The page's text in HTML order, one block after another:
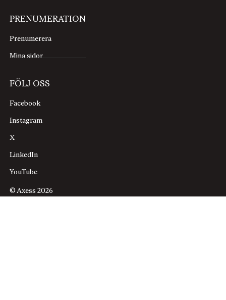
PRENUMERATION
Prenumerera
Mina sidor
FÖLJ OSS
Facebook
Instagram
X
LinkedIn
YouTube
© Axess 2026